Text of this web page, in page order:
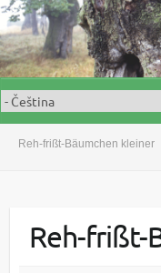
c
n
t
e
n
Reh-frißt-Bäumchen kleiner
Reh-frißt-